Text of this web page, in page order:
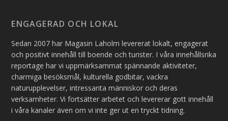
ENGAGERAD OCH LOKAL
Sedan 2007 har Magasin Laholm levererat lokalt, engagerat
och positivt innehåll till boende och turister. I våra innehållsrika
reportage har vi uppmärksammat spännande aktiviteter,
charmiga besöksmål, kulturella godbitar, vackra
naturupplevelser, intressanta människor och deras
verksamheter. Vi fortsätter arbetet och levererar gott innehåll
i våra kanaler även om vi inte ger ut en tryckt tidning.